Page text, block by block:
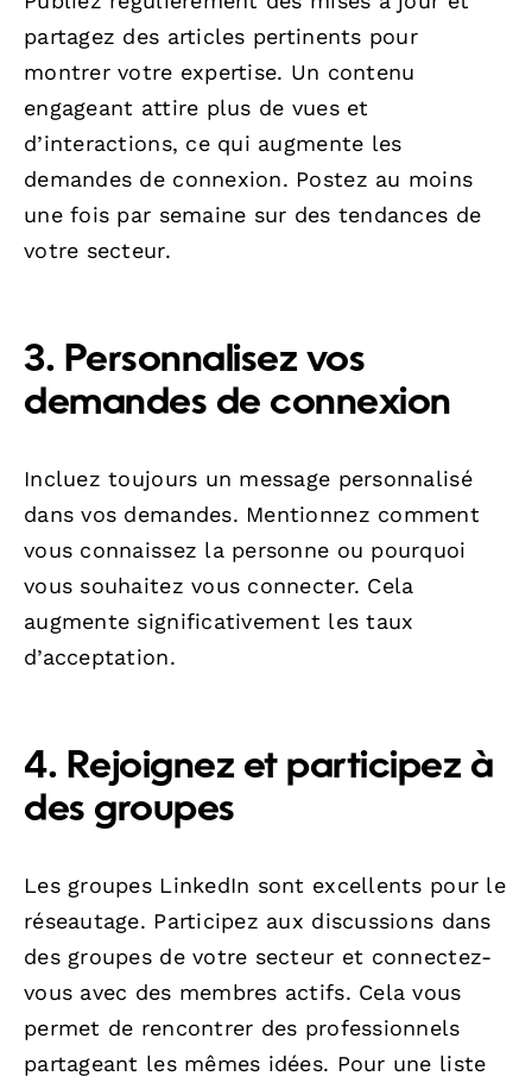
partagez des articles pertinents pour
montrer votre expertise. Un contenu
engageant attire plus de vues et
d’interactions, ce qui augmente les
demandes de connexion. Postez au moins
une fois par semaine sur des tendances de
votre secteur.
3. Personnalisez vos
demandes de connexion
Incluez toujours un message personnalisé
dans vos demandes. Mentionnez comment
vous connaissez la personne ou pourquoi
vous souhaitez vous connecter. Cela
augmente significativement les taux
d’acceptation.
4. Rejoignez et participez à
des groupes
Les groupes LinkedIn sont excellents pour le
réseautage. Participez aux discussions dans
des groupes de votre secteur et connectez-
vous avec des membres actifs. Cela vous
permet de rencontrer des professionnels
partageant les mêmes idées. Pour une liste